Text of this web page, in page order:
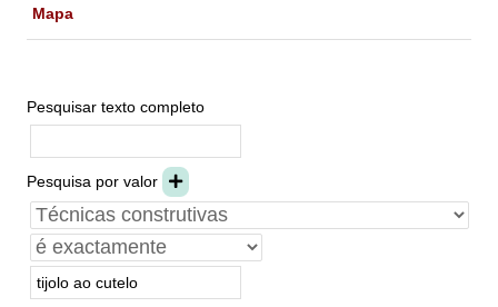
Mapa
Pesquisar texto completo
Pesquisa por valor